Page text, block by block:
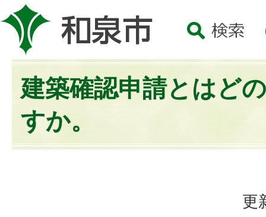
建築確認申請とはど
すか。
更